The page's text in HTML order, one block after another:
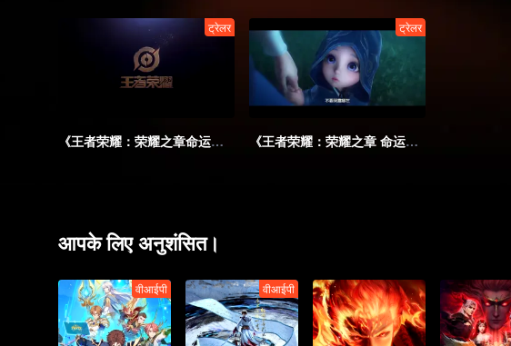
ट्रेलर
《王者荣耀：荣耀之章命运篇》对峙命运预告
ट्रेलर
《王者荣耀：荣耀之章 命运篇》定档5月31日：铠闪现动画一刀万爆
आपके लिए अनुशंसित।
वीआईपी वीआईपी